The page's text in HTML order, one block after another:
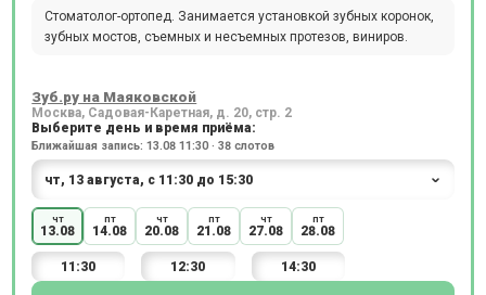
Стоматолог-ортопед. Занимается установкой зубных коронок,
зубных мостов, съемных и несъемных протезов, виниров.
Зуб.ру на Маяковской
Москва, Садовая-Каретная, д. 20, стр. 2
Выберите день и время приёма:
Ближайшая запись: 13.08 11:30 · 38 слотов
чт
13.08
пт
14.08
чт
20.08
пт
21.08
чт
27.08
пт
28.08
11:30 12:30 14:30